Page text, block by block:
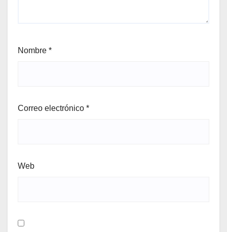
Nombre *
Correo electrónico *
Web